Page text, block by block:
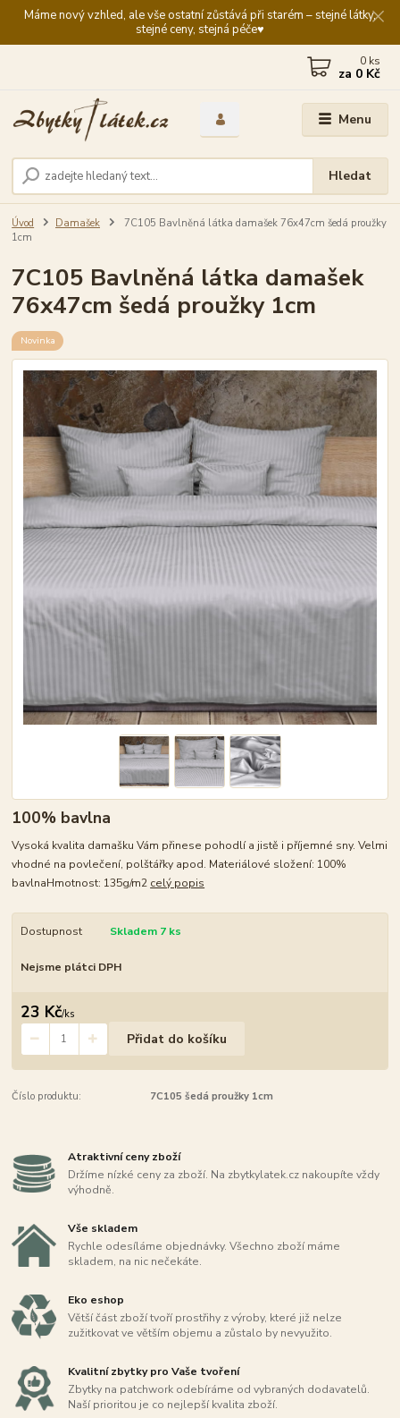
Máme nový vzhled, ale vše ostatní zůstává při starém – stejné látky,
stejné ceny, stejná péče♥️
Menu
Hledat
0 ks
za 0 Kč
Úvod Damašek
7C105 Bavlněná látka damašek 76x47cm šedá proužky
1cm
7C105 Bavlněná látka damašek
76x47cm šedá proužky 1cm
Novinka
100% bavlna
Vysoká kvalita damašku Vám přinese pohodlí a jistě i příjemné sny. Velmi
vhodné na povlečení, polštářky apod. Materiálové složení: 100%
bavlnaHmotnost: 135g/m2 celý popis
Dostupnost Skladem 7 ks
Nejsme plátci DPH
23 Kč/ks
Přidat do košíku
Číslo produktu: 7C105 šedá proužky 1cm
Atraktivní ceny zboží
Držíme nízké ceny za zboží. Na zbytkylatek.cz nakoupíte vždy
výhodně.
Vše skladem
Rychle odesíláme objednávky. Všechno zboží máme
skladem, na nic nečekáte.
Eko eshop
Větší část zboží tvoří prostřihy z výroby, které již nelze
zužitkovat ve větším objemu a zůstalo by nevyužito.
Kvalitní zbytky pro Vaše tvoření
Zbytky na patchwork odebíráme od vybraných dodavatelů.
Naší prioritou je co nejlepší kvalita zboží.